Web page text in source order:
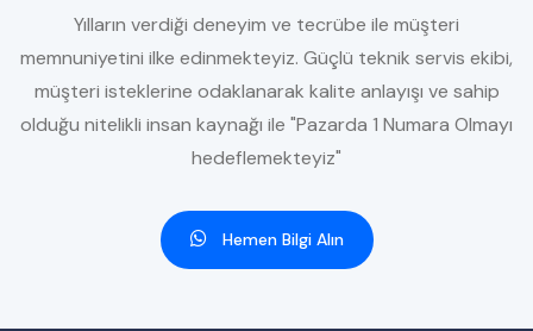
Yılların verdiği deneyim ve tecrübe ile müşteri
memnuniyetini ilke edinmekteyiz. Güçlü teknik servis ekibi,
müşteri isteklerine odaklanarak kalite anlayışı ve sahip
olduğu nitelikli insan kaynağı ile "Pazarda 1 Numara Olmayı
hedeflemekteyiz"
Hemen Bilgi Alın